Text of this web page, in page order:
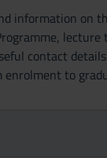
information on
contact
enrolment to